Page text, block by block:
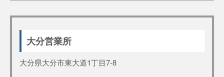
大分営業所
大分県大分市東大道1丁目7-8